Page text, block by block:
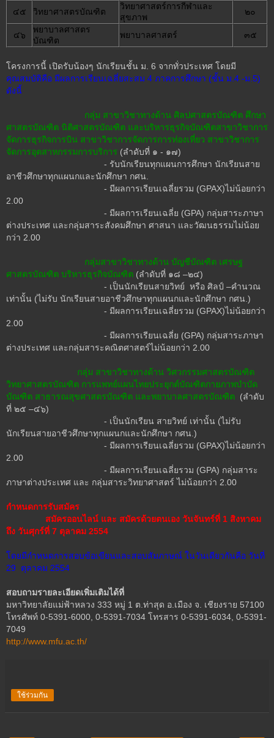
๔๕ วิทยาศาสตรบัณฑิต
วิทยาศาสตร์การกีฬาและ
สุขภาพ
๒๐
๔๖
พยาบาลศาสตร
บัณฑิต
พยาบาลศาสตร์ ๓๕
โครงการนี้ เปิดรับน้องๆ นักเรียนชั้น ม. 6 จากทั่วประเทศ โดยมี
คุณสมบัติคือ มีผลการเรียนเฉลี่ยสะสม 4 ภาคการศึกษา (ชั้น ม.4 -ม.5)
ดังนี้
กลุ่ม สาขาวิชาทางด้าน ศิลปศาสตรบัณฑิต ศึกษา
ศาสตรบัณฑิต นิติศาสตรบัณฑิต และบริหารธุรกิจบัณฑิตสาขาวิชาการ
จัดการธุรกิจการบิน สาขาวิชาการจัดการการท่องเที่ยว สาขาวิชาการ
จัดการอุตสาหกรรมการบริการ (ลำดับที่ ๑ - ๑๗)
- รับนักเรียนทุกแผนการศึกษา นักเรียนสาย
อาชีวศึกษาทุกแผนกและนักศึกษา กศน.
- มีผลการเรียนเฉลี่ยรวม (GPAX)ไม่น้อยกว่า
2.00
- มีผลการเรียนเฉลี่ย (GPA) กลุ่มสาระภาษา
ต่างประเทศ และกลุ่มสาระสังคมศึกษา ศาสนา และวัฒนธรรมไม่น้อย
กว่า 2.00
กลุ่มสาขาวิชาทางด้าน บัญชีบัณฑิต เศรษฐ
ศาสตรบัณฑิต บริหารธุรกิจบัณฑิต (ลำดับที่ ๑๘ –๒๔)
- เป็นนักเรียนสายวิทย์ หรือ ศิลป์ –คำนวณ
เท่านั้น (ไม่รับ นักเรียนสายอาชีวศึกษาทุกแผนกและนักศึกษา กศน.)
- มีผลการเรียนเฉลี่ยรวม (GPAX)ไม่น้อยกว่า
2.00
- มีผลการเรียนเฉลี่ย (GPA) กลุ่มสาระภาษา
ต่างประเทศ และกลุ่มสาระคณิตศาสตร์ไม่น้อยกว่า 2.00
กลุ่ม สาขาวิชาทางด้าน วิศวกรรมศาสตรบัณฑิต
วิทยาศาสตรบัณฑิต การแพทย์แผนไทยประยุกต์บัณฑิตกายภาพบำบัด
บัณฑิต สาธารณสุขศาสตรบัณฑิต และพยาบาลศาสตรบัณฑิต (ลำดับ
ที่ ๒๕ –๔๖)
- เป็นนักเรียน สายวิทย์ เท่านั้น (ไม่รับ
นักเรียนสายอาชีวศึกษาทุกแผนกและนักศึกษา กศน.)
- มีผลการเรียนเฉลี่ยรวม (GPAX)ไม่น้อยกว่า
2.00
- มีผลการเรียนเฉลี่ยรวม (GPA) กลุ่มสาระ
ภาษาต่างประเทศ และ กลุ่มสาระวิทยาศาสตร์ ไม่น้อยกว่า 2.00
กำหนดการรับสมัคร
สมัครออนไลน์ และ สมัครด้วยตนเอง วันจันทร์ที่ 1 สิงหาคม
ถึง วันศุกร์ที่ 7 ตุลาคม 2554
โดยมีกำหนดการสอบข้อเขียนและสอบสัมภาษณ์ ในวันเดียวกันคือ วันที่
29 ตุลาคม 2554
สอบถามรายละเอียดเพิ่มเติมได้ที่
มหาวิทยาลัยแม่ฟ้าหลวง 333 หมู่ 1 ต.ท่าสุด อ.เมือง จ. เชียงราย 57100
โทรศัพท์ 0-5391-6000, 0-5391-7034 โทรสาร 0-5391-6034, 0-5391-
7049
http://www.mfu.ac.th/
ใช้ร่วมกัน